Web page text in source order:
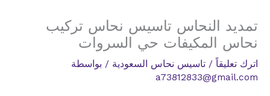
تمديد النحاس تاسيس نحاس تركيب
نحاس المكيفات حي السروات
اترك تعليقاً / تاسيس نحاس السعودية / بواسطة
a73812833@gmail.com